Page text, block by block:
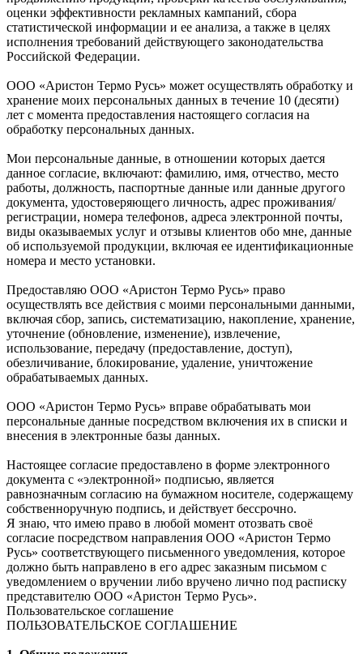
оценки эффективности рекламных кампаний, сбора
статистической информации и ее анализа, а также в целях
исполнения требований действующего законодательства
Российской Федерации.
ООО «Аристон Термо Русь» может осуществлять обработку и
хранение моих персональных данных в течение 10 (десяти)
лет с момента предоставления настоящего согласия на
обработку персональных данных.
Мои персональные данные, в отношении которых дается
данное согласие, включают: фамилию, имя, отчество, место
работы, должность, паспортные данные или данные другого
документа, удостоверяющего личность, адрес проживания/
регистрации, номера телефонов, адреса электронной почты,
виды оказываемых услуг и отзывы клиентов обо мне, данные
об используемой продукции, включая ее идентификационные
номера и место установки.
Предоставляю ООО «Аристон Термо Русь» право
осуществлять все действия с моими персональными данными,
включая сбор, запись, систематизацию, накопление, хранение,
уточнение (обновление, изменение), извлечение,
использование, передачу (предоставление, доступ),
обезличивание, блокирование, удаление, уничтожение
обрабатываемых данных.
ООО «Аристон Термо Русь» вправе обрабатывать мои
персональные данные посредством включения их в списки и
внесения в электронные базы данных.
Настоящее согласие предоставлено в форме электронного
документа с «электронной» подписью, является
равнозначным согласию на бумажном носителе, содержащему
собственноручную подпись, и действует бессрочно.
Я знаю, что имею право в любой момент отозвать своё
согласие посредством направления ООО «Аристон Термо
Русь» соответствующего письменного уведомления, которое
должно быть направлено в его адрес заказным письмом с
уведомлением о вручении либо вручено лично под расписку
представителю ООО «Аристон Термо Русь».
Пользовательское соглашение
ПОЛЬЗОВАТЕЛЬСКОЕ СОГЛАШЕНИЕ